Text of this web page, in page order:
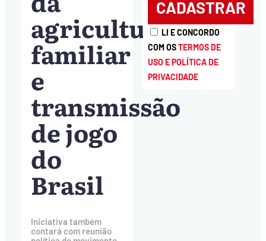
agricultura
familiar
e
transmissão
de jogo
do
Brasil
Iniciativa também
contará com reunião
LI E CONCORDO
COM OSTERMOS DE
USO E POLÍTICA DE
PRIVACIDADE